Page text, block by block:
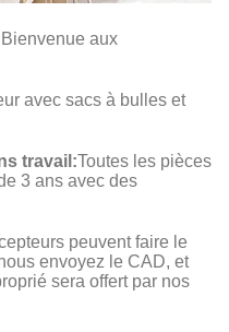
aux
avec sacs à bulles et
travail:Toutes les pièces
3 ans avec des
peuvent faire le
envoyez le CAD, et
sera offert par nos